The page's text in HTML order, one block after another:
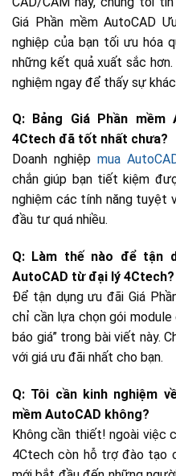
Giá Phần mềm AutoCAD
nghiệp của bạn tối ưu hóa
những kết quả xuất sắc
nghiệm ngay để thấy sự
Q: Bảng Giá Phần
4Ctech đã tốt nhất chưa?
Doanh nghiệp mua
chắn giúp bạn tiết kiệm
nghiệm các tính năng tuyệt
đầu tư quá nhiều.
Q: Làm thế nào để tận
AutoCAD từ đại lý 4Ctech?
Để tận dụng ưu đãi Giá
chỉ cần lựa chọn gói module
báo giá” trong bài viết này.
với giá ưu đãi nhất cho bạn.
Q: Tôi cần kinh nghiệm
mềm AutoCAD không?
Không cần thiết! ngoài việc
4Ctech còn hỗ trợ đào tạo